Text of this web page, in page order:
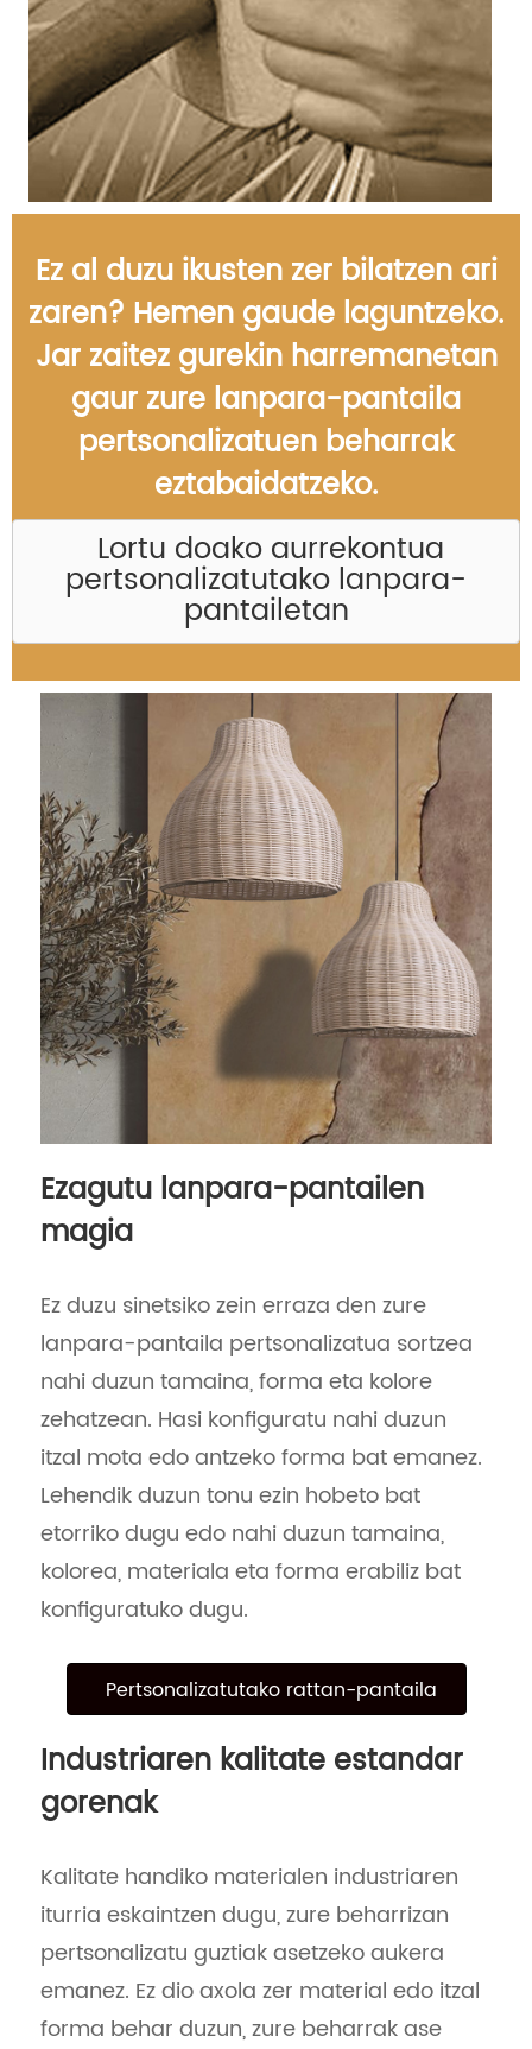
Ez al duzu ikusten zer bilatzen ari
zaren? Hemen gaude laguntzeko.
Jar zaitez gurekin harremanetan
gaur zure lanpara-pantaila
pertsonalizatuen beharrak
eztabaidatzeko.
Lortu doako aurrekontua
pertsonalizatutako lanpara-
pantailetan
Ezagutu lanpara-pantailen
magia
Ez duzu sinetsiko zein erraza den zure
lanpara-pantaila pertsonalizatua sortzea
nahi duzun tamaina, forma eta kolore
zehatzean. Hasi konfiguratu nahi duzun
itzal mota edo antzeko forma bat emanez.
Lehendik duzun tonu ezin hobeto bat
etorriko dugu edo nahi duzun tamaina,
kolorea, materiala eta forma erabiliz bat
konfiguratuko dugu.
Pertsonalizatutako rattan-pantaila
Industriaren kalitate estandar
gorenak
Kalitate handiko materialen industriaren
iturria eskaintzen dugu, zure beharrizan
pertsonalizatu guztiak asetzeko aukera
emanez. Ez dio axola zer material edo itzal
forma behar duzun, zure beharrak ase